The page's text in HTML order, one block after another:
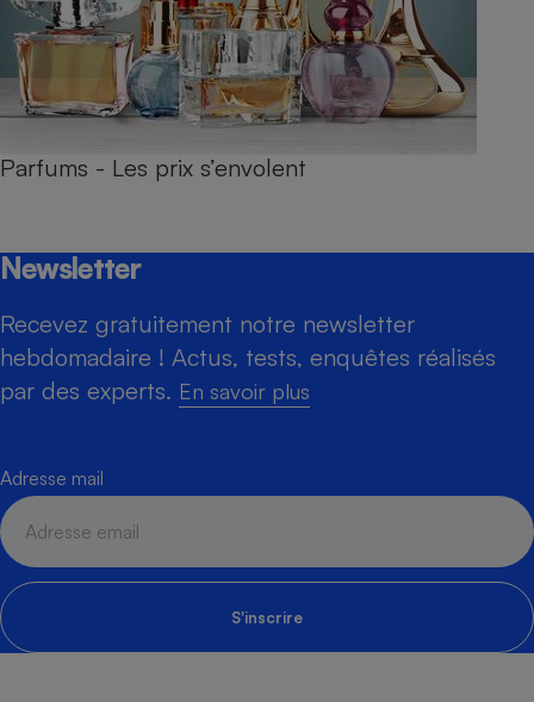
Parfums - Les prix s’envolent
Newsletter
Recevez gratuitement notre newsletter
hebdomadaire ! Actus, tests, enquêtes réalisés
par des experts. En savoir plus
Adresse mail
S'inscrire